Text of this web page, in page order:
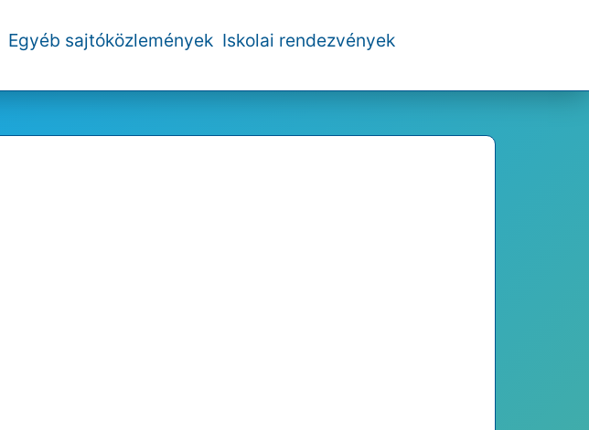
Egyéb sajtóközlemények Iskolai rendezvények